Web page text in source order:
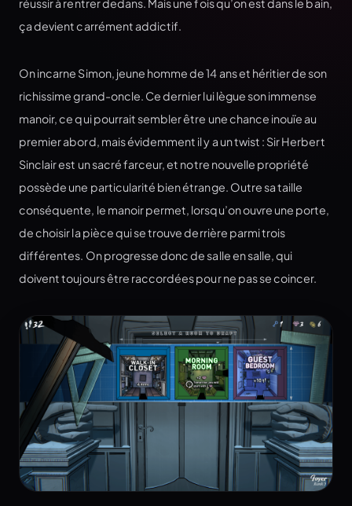
réussir à rentrer dedans. Mais une fois qu’on est dans le bain,
ça devient carrément addictif.
On incarne Simon, jeune homme de 14 ans et héritier de son
richissime grand-oncle. Ce dernier lui lègue son immense
manoir, ce qui pourrait sembler être une chance inouïe au
premier abord, mais évidemment il y a un twist : Sir Herbert
Sinclair est un sacré farceur, et notre nouvelle propriété
possède une particularité bien étrange. Outre sa taille
conséquente, le manoir permet, lorsqu’on ouvre une porte,
de choisir la pièce qui se trouve derrière parmi trois
différentes. On progresse donc de salle en salle, qui
doivent toujours être raccordées pour ne pas se coincer.